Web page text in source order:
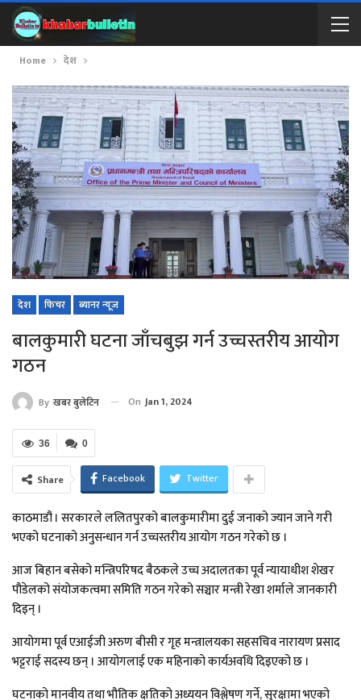
Home देश
देश फिचर ब्यानर न्यूज
बालकुमारी घटना जाँचबुझ गर्न उच्चस्तरीय आयोग
गठन
By खबर बुलेटिन On Jan 1, 2024
0
36
Share Facebook Twitter
काठमाडौं । सरकारले ललितपुरको बालकुमारीमा दुई जनाको ज्यान जाने गरी
भएको घटनाको अनुसन्धान गर्न उच्चस्तरीय आयोग गठन गरेको छ ।
आज बिहान बसेको मन्त्रिपरिषद बैठकले उच्च अदालतका पूर्व न्यायाधीश शेखर
पौडेलको संयोजकत्वमा समिति गठन गरेको सञ्चार मन्त्री रेखा शर्माले जानकारी
दिइन् ।
आयोगमा पूर्व एआईजी अरुण बीसी र गृह मन्त्रालयका सहसचिव नारायण प्रसाद
भट्टराई सदस्य छन् । आयोगलाई एक महिनाको कार्यअवधि दिइएको छ ।
घटनाको मानवीय तथा भौतिक क्षतिको अध्ययन विश्लेषण गर्ने, सुरक्षामा भएको